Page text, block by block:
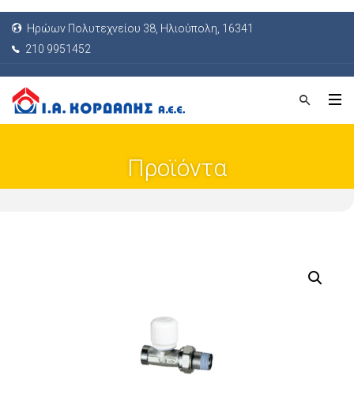
Ηρώων Πολυτεχνείου 38, Ηλιούπολη, 16341
210 9951452
Προϊόντα